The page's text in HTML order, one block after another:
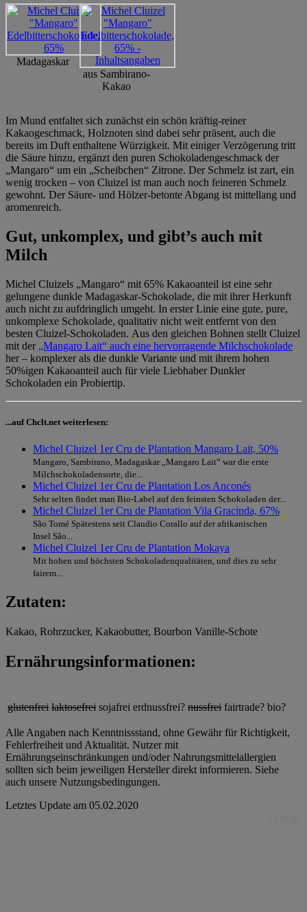
Madagaskar
aus Sambirano-
Kakao
Im Mund entfaltet sich zunächst ein schön kräftig-reiner
Kakaogeschmack, Holznoten sind dabei sehr präsent, auch die
bereits im Duft enthaltene Würzigkeit. Mit einiger Verzögerung tritt
die Säure hinzu, ergänzt den puren Schokoladengeschmack der
„Mangaro“ um ein „Scheibchen“ Zitrone. Der Schmelz ist zart, ein
wenig trocken – von Cluizel ist man auch noch feineren Schmelz
gewohnt. Der Säure- und Hölzer-betonte Abgang ist mittellang und
aromenreich.
Gut, unkomplex, und gibt’s auch mit
Milch
Michel Cluizels „Mangaro“ mit 65% Kakaoanteil ist eine sehr
gelungene dunkle Madagaskar-Schokolade, die mit ihrer Herkunft
auch nicht zu aufdringlich umgeht. In erster Linie eine gute, pure,
unkomplexe Schokolade, qualitativ nicht weit entfernt von den
besten Cluizel-Schokoladen. Aus den gleichen Bohnen stellt Cluizel
mit der „Mangaro Lait“ auch eine hervorragende Milchschokolade
her – komplexer als die dunkle Variante und mit ihrem hohen
50%igen Kakaoanteil auch für viele Liebhaber Dunkler
Schokoladen ein Probiertip.
...auf Chclt.net weiterlesen:
Michel Cluizel 1er Cru de Plantation Mangaro Lait, 50%
Mangaro, Sambirano, Madagaskar „Mangaro Lait“ war die erste
Milchschokoladensorte, die...
Michel Cluizel 1er Cru de Plantation Los Anconés
Sehr selten findet man Bio-Label auf den feinsten Schokoladen der...
Michel Cluizel 1er Cru de Plantation Vila Gracinda, 67%
São Tomé Spätestens seit Claudio Corallo auf der afrikanischen
Insel São...
Michel Cluizel 1er Cru de Plantation Mokaya
Mit hohen und höchsten Schokoladenqualitäten, und dies zu sehr
fairem...
Zutaten:
Kakao, Rohrzucker, Kakaobutter, Bourbon Vanille-Schote
Ernährungsinformationen:
glutenfrei laktosefrei sojafrei erdnussfrei? nussfrei fairtrade? bio?
Alle Angaben nach Kenntnissstand, ohne Gewähr für Richtigkeit,
Fehlerfreiheit und Aktualität. Nutzer mit
Ernährungseinschränkungen und/oder Nahrungsmittelallergien
sollten sich beim jeweiligen Hersteller direkt informieren. Siehe
auch unsere Nutzungsbedingungen.
Letztes Update am 05.02.2020